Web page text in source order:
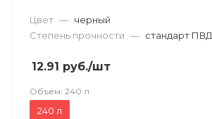
Цвет — черный
Степень прочности — стандарт ПВД
12.91 руб./шт
Объем: 240 л
240 л